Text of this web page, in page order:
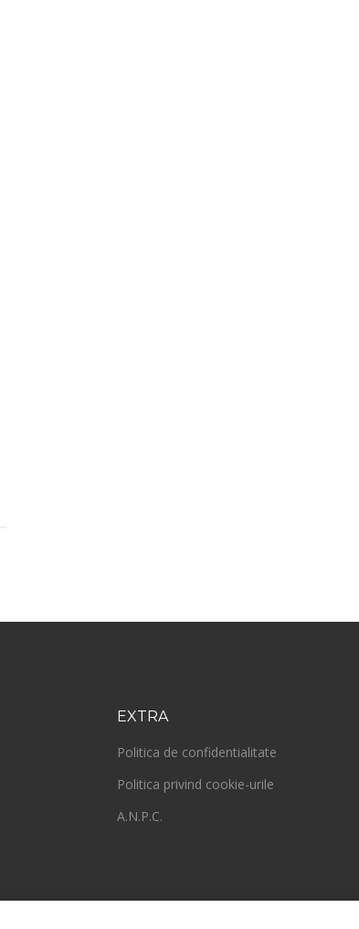
EXTRA
Politica de confidentialitate
Politica privind cookie-urile
A.N.P.C.